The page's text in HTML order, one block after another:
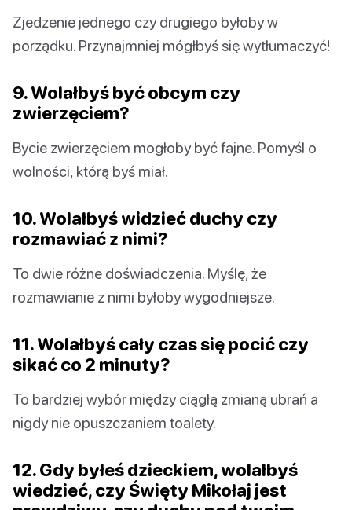
Zjedzenie jednego czy drugiego byłoby w
porządku. Przynajmniej mógłbyś się wytłumaczyć!
9. Wolałbyś być obcym czy
zwierzęciem?
Bycie zwierzęciem mogłoby być fajne. Pomyśl o
wolności, którą byś miał.
10. Wolałbyś widzieć duchy czy
rozmawiać z nimi?
To dwie różne doświadczenia. Myślę, że
rozmawianie z nimi byłoby wygodniejsze.
11. Wolałbyś cały czas się pocić czy
sikać co 2 minuty?
To bardziej wybór między ciągłą zmianą ubrań a
nigdy nie opuszczaniem toalety.
12. Gdy byłeś dzieckiem, wolałbyś
wiedzieć, czy Święty Mikołaj jest